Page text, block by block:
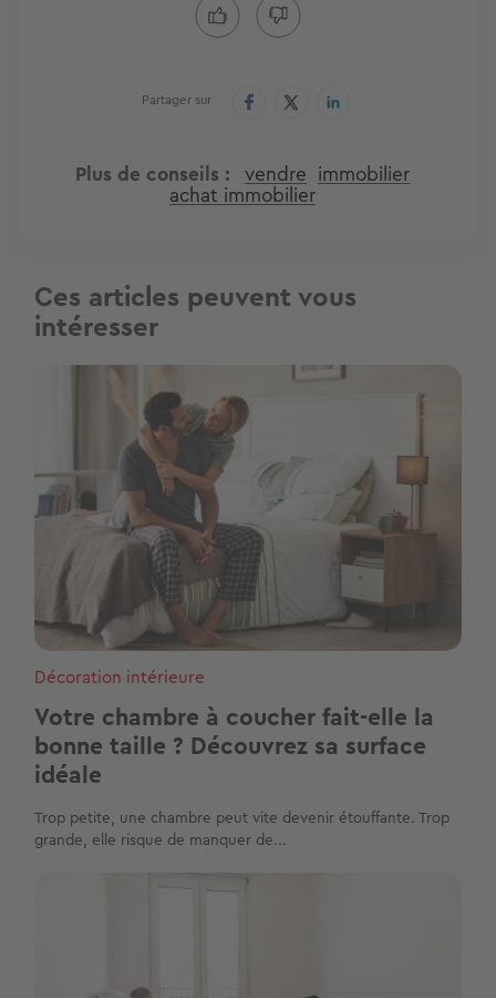
Partager sur
Plus de conseils vendre immobilier
achat immobilier
Ces articles peuvent vous
intéresser
Décoration intérieure
Votre chambre à coucher fait-elle la
bonne taille ? Découvrez sa surface
idéale
Trop petite, une chambre peut vite devenir étouffante. Trop
grande, elle risque de manquer de...